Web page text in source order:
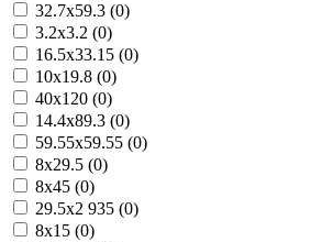
32.7x59.3 (0)
3.2x3.2 (0)
16.5x33.15 (0)
10x19.8 (0)
40x120 (0)
14.4x89.3 (0)
59.55x59.55 (0)
8x29.5 (0)
8x45 (0)
29.5x2 935 (0)
8x15 (0)